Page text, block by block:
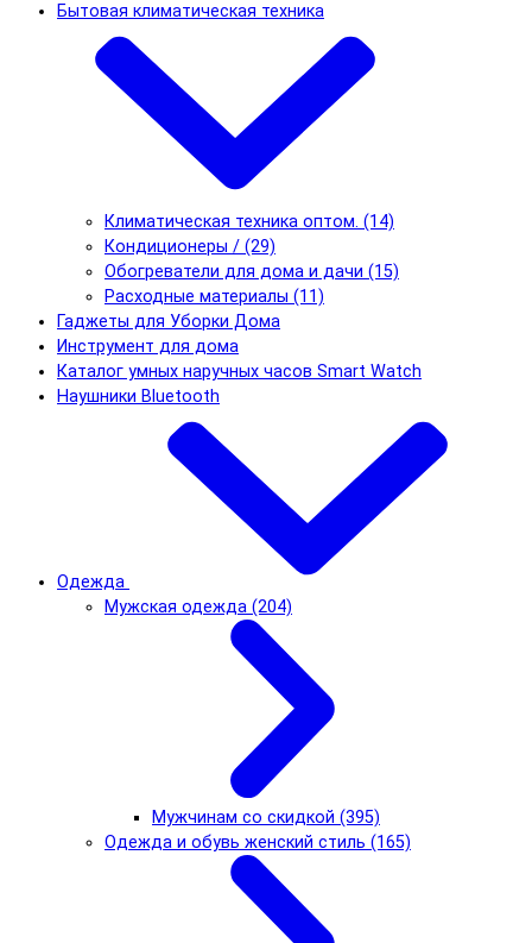
Бытовая климатическая техника
Климатическая техника оптом. (14)
Кондиционеры / (29)
Обогреватели для дома и дачи (15)
Расходные материалы (11)
Гаджеты для Уборки Дома
Инструмент для дома
Каталог умных наручных часов Smart Watch
Наушники Bluetooth
Одежда
Мужская одежда (204)
Мужчинам со скидкой (395)
Одежда и обувь женский стиль (165)